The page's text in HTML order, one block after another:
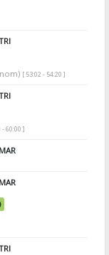
[ 53:02 - 54:20 ]
- 60:00 ]
MAR
MAR